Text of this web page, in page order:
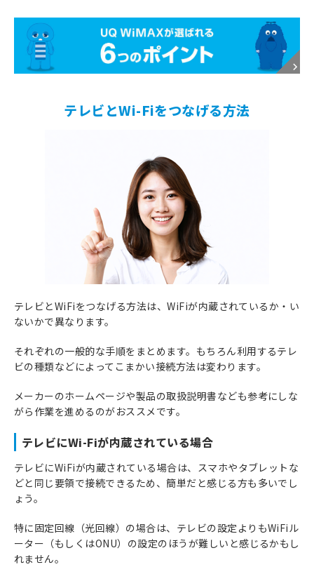
テレビとWi-Fiをつなげる方法
テレビとWiFiをつなげる方法は、WiFiが内蔵されているか・い
ないかで異なります。
それぞれの一般的な手順をまとめます。もちろん利用するテレ
ビの種類などによってこまかい接続方法は変わります。
メーカーのホームページや製品の取扱説明書なども参考にしな
がら作業を進めるのがおススメです。
テレビにWi-Fiが内蔵されている場合
テレビにWiFiが内蔵されている場合は、スマホやタブレットな
どと同じ要領で接続できるため、簡単だと感じる方も多いでし
ょう。
特に固定回線（光回線）の場合は、テレビの設定よりもWiFiル
ーター（もしくはONU）の設定のほうが難しいと感じるかもし
れません。